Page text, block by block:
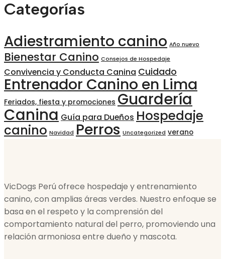
Categorías
Adiestramiento canino Año nuevo
Bienestar Canino Consejos de Hospedaje
Convivencia y Conducta Canina Cuidado
Entrenador Canino en Lima
Feriados, fiesta y promociones Guardería
Canina Guía para Dueños Hospedaje
canino Navidad Perros Uncategorized verano
VicDogs Perú ofrece hospedaje y entrenamiento
canino, con amplias áreas verdes. Nuestro enfoque se
basa en el respeto y la comprensión del
comportamiento natural del perro, promoviendo una
relación armoniosa entre dueño y mascota.